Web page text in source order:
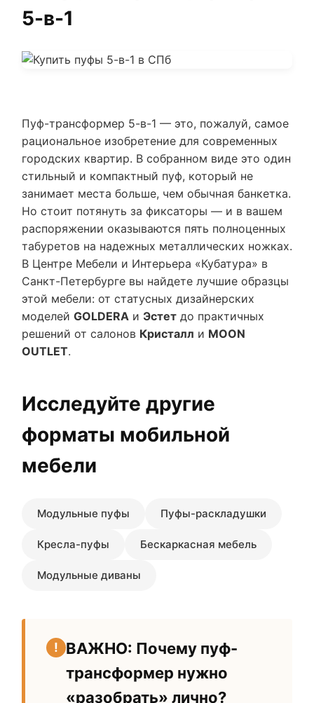
5-в-1
Пуф-трансформер 5-в-1 — это, пожалуй, самое
рациональное изобретение для современных
городских квартир. В собранном виде это один
стильный и компактный пуф, который не
занимает места больше, чем обычная банкетка.
Но стоит потянуть за фиксаторы — и в вашем
распоряжении оказываются пять полноценных
табуретов на надежных металлических ножках.
В Центре Мебели и Интерьера «Кубатура» в
Санкт-Петербурге вы найдете лучшие образцы
этой мебели: от статусных дизайнерских
моделей GOLDERA и Эстет до практичных
решений от салонов Кристалл и MOON
OUTLET.
Исследуйте другие
форматы мобильной
мебели
Модульные пуфы Пуфы-раскладушки
Кресла-пуфы Бескаркасная мебель
Модульные диваны
ВАЖНО: Почему пуф-
трансформер нужно
«разобрать» лично?